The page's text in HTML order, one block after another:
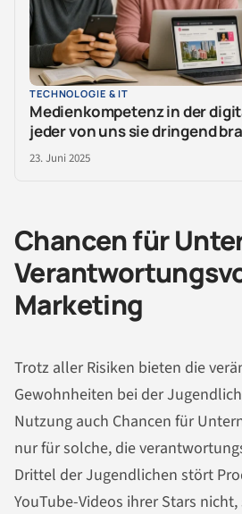
TECHNOLOGIE & IT
Medienkompetenz in der
jeder von uns sie dringend
23. Juni 2025
Chancen für
Marketing
Trotz aller Risiken bieten die
Gewohnheiten bei der
Nutzung auch Chancen für
nur für solche, die
Drittel der Jugendlichen stört
YouTube-Videos ihrer Stars